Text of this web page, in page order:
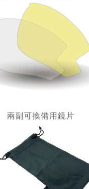
兩副可換備用鏡片